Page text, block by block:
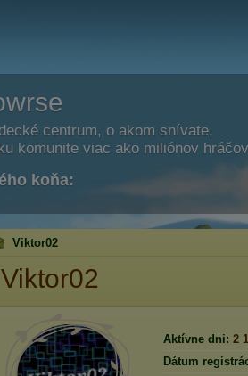
centrum, o akom snívate,
komunite viac ako miliónov
koňa:
Viktor02
Viktor02
Aktívne dni: 2
Dátum